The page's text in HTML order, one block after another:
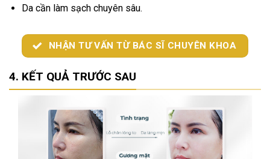
Da cần làm sạch chuyên sâu.
NHẬN TƯ VẤN TỪ BÁC SĨ CHUYÊN KHOA
KẾT QUẢ TRƯỚC SAU